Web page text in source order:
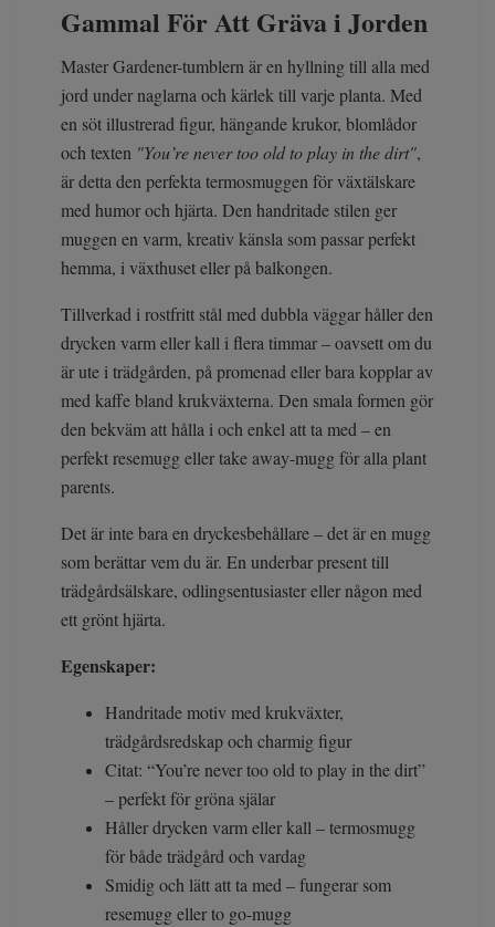
Gammal För Att Gräva i Jorden
Master Gardener-tumblern är en hyllning till alla med
jord under naglarna och kärlek till varje planta. Med
en söt illustrerad figur, hängande krukor, blomlådor
och texten "You’re never too old to play in the dirt",
är detta den perfekta termosmuggen för växtälskare
med humor och hjärta. Den handritade stilen ger
muggen en varm, kreativ känsla som passar perfekt
hemma, i växthuset eller på balkongen.
Tillverkad i rostfritt stål med dubbla väggar håller den
drycken varm eller kall i flera timmar – oavsett om du
är ute i trädgården, på promenad eller bara kopplar av
med kaffe bland krukväxterna. Den smala formen gör
den bekväm att hålla i och enkel att ta med – en
perfekt resemugg eller take away-mugg för alla plant
parents.
Det är inte bara en dryckesbehållare – det är en mugg
som berättar vem du är. En underbar present till
trädgårdsälskare, odlingsentusiaster eller någon med
ett grönt hjärta.
Egenskaper:
Handritade motiv med krukväxter,
trädgårdsredskap och charmig figur
Citat: “You’re never too old to play in the dirt”
– perfekt för gröna själar
Håller drycken varm eller kall – termosmugg
för både trädgård och vardag
Smidig och lätt att ta med – fungerar som
resemugg eller to go-mugg